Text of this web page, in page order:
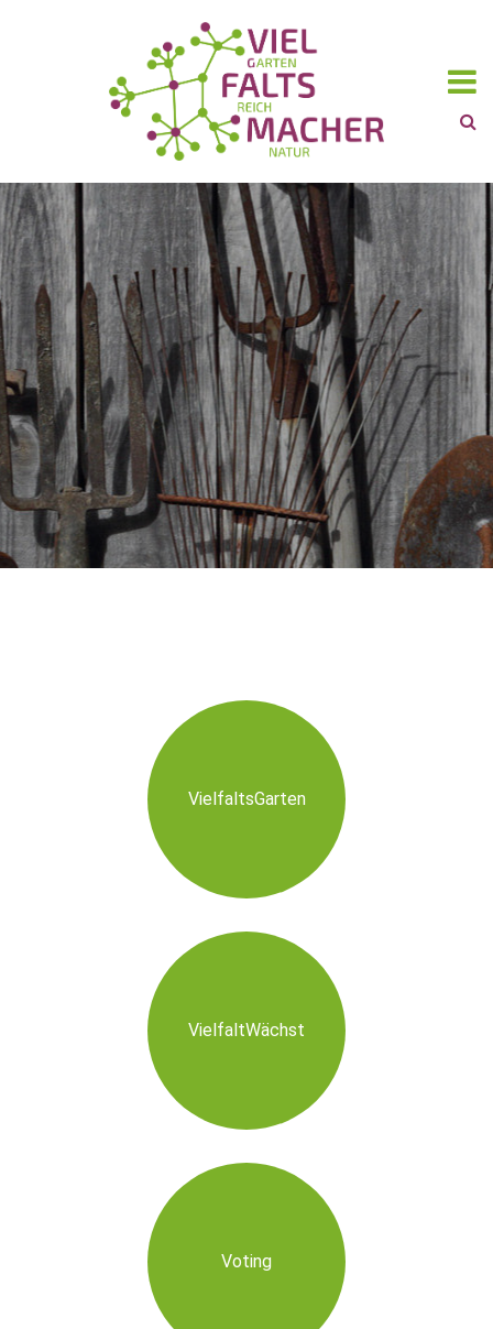
VielfaltsGarten
VielfaltWächst
Voting